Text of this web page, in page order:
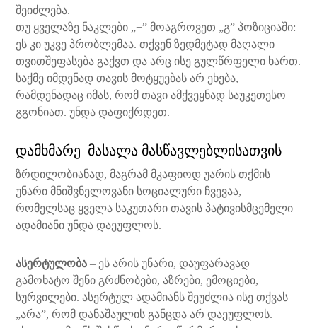
შეიძლება.
თუ ყველაზე ნაკლები „+” მოაგროვეთ „გ” პოზიციაში:
ეს კი უკვე პრობლემაა. თქვენ ზედმეტად მაღალი
თვითშეფასება გაქვთ და არც ისე გულწრფელი ხართ.
საქმე იმდენად თავის მოტყუებას არ ეხება,
რამდენადაც იმას, რომ თავი ამქვეყნად საუკეთესო
გგონიათ. უნდა დაფიქრდეთ.
დამხმარე მასალა მასწავლებლისათვის
ზრდილობიანად, მაგრამ მკაფიოდ უარის თქმის
უნარი მნიშვნელოვანი სოციალური ჩვევაა,
რომელსაც ყველა საკუთარი თავის პატივისმცემელი
ადამიანი უნდა დაეუფლოს.
ასერტულობა– ეს არის უნარი, დაუფარავად
გამოხატო შენი გრძნობები, აზრები, ემოციები,
სურვილები. ასერტულ ადამიანს შეუძლია ისე თქვას
„არა”, რომ დანაშაულის განცდა არ დაეუფლოს.